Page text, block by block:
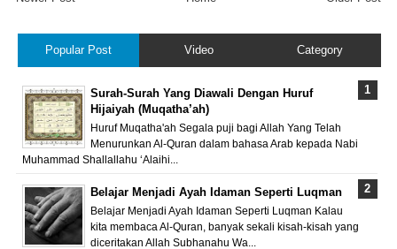
Popular Post Video Category
Surah-Surah Yang Diawali Dengan Huruf
Hijaiyah (Muqatha’ah)
Huruf Muqatha'ah Segala puji bagi Allah Yang Telah
Menurunkan Al-Quran dalam bahasa Arab kepada Nabi
Muhammad Shallallahu ‘Alaihi...
Belajar Menjadi Ayah Idaman Seperti Luqman
Belajar Menjadi Ayah Idaman Seperti Luqman Kalau
kita membaca Al-Quran, banyak sekali kisah-kisah yang
diceritakan Allah Subhanahu Wa...